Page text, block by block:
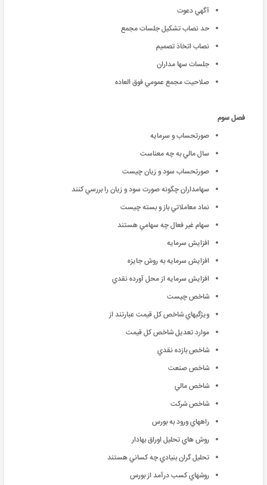
آگهي دعوت
حد نصاب تشكيل جلسات مجمع
نصاب اتخاذ تصميم
جلسات سها مداران
صلاحيت مجمع عمومي فوق العاده
فصل سوم
صورتحساب و سرمایه
سال مالي به چه معناست
صورتحساب سود و زيان چيست
سهامداران چگونه صورت سود و زيان را بررسي كنند
نماد معاملاتي باز و بسته چيست
سهام غير فعال چه سهامي هستند
افزايش سرمايه
افزايش سرمايه به روش جايزه
افزايش سرمايه از محل آورده نقدي
شاخص چيست
ويژگيهاي شاخص كل قيمت عبارتند از
موارد تعديل شاخص كل قيمت
شاخص بازده نقدي
شاخص صنعت
شاخص مالي
شاخص شركت
راههاي ورود به بورس
روش هاي تحليل اوراق بهادار
تحليل گران بنيادي چه كساني هستند
روشهاي كسب درآمد از بورس